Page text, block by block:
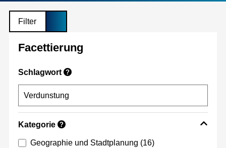
Filter
Facettierung
Schlagwort ?
Kategorie ?
Geographie und Stadtplanung (16)